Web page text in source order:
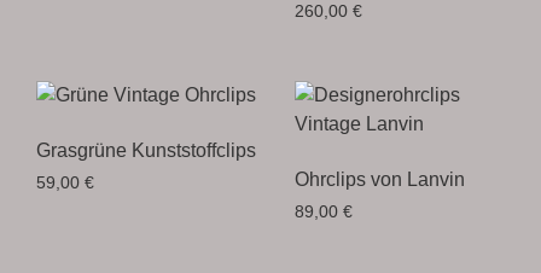
260,00 €
Grasgrüne Kunststoffclips
59,00 € Ohrclips von Lanvin
89,00 €